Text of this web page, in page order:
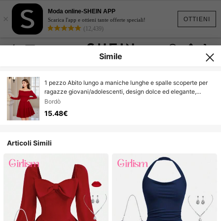
OTTIENI
×
Moda online-SHEIN APP
Scarica l'app e ottieni tante offerte speciali!
(12,439)
Simile
1 pezzo Abito lungo a maniche lunghe e spalle scoperte per
ragazze giovani/adolescenti, design dolce ed elegante,
adatto per l'autunno, per Natale
Bordò
15.48€
Articoli Simili